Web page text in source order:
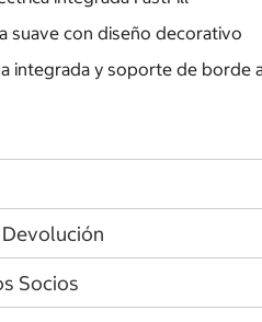
suave con diseño decorativo
integrada y soporte de borde
Socios